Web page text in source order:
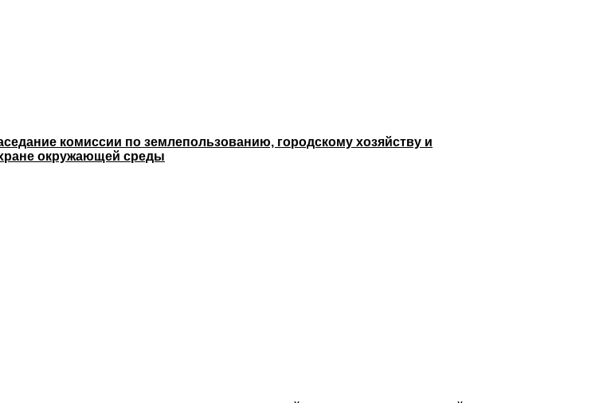
комиссии по землепользованию, городскому хозяйству и
окружающей среды